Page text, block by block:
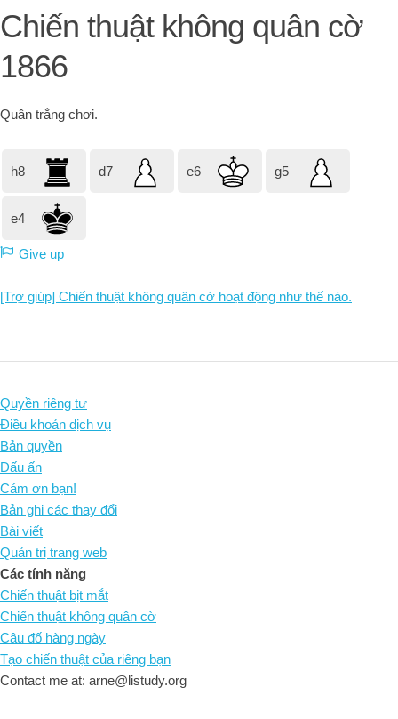
Chiến thuật không quân cờ
1866
Quân trắng chơi.
h8 d7 e6 g5
e4
Give up
[Trợ giúp] Chiến thuật không quân cờ hoạt động như thế nào.
Quyền riêng tư
Điều khoản dịch vụ
Bản quyền
Dấu ấn
Cám ơn bạn!
Bản ghi các thay đổi
Bài viết
Quản trị trang web
Các tính năng
Chiến thuật bịt mắt
Chiến thuật không quân cờ
Câu đố hàng ngày
Tạo chiến thuật của riêng bạn
Contact me at: arne@listudy.org